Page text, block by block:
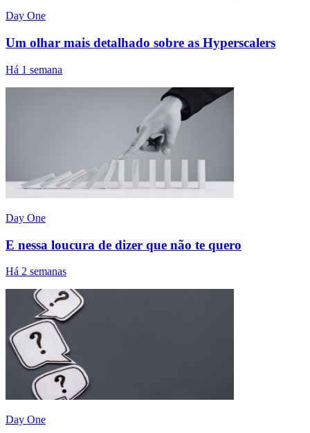
Day One
Um olhar mais detalhado sobre as Hyperscalers
Há 1 semana
Day One
E nessa loucura de dizer que não te quero
Há 2 semanas
Day One